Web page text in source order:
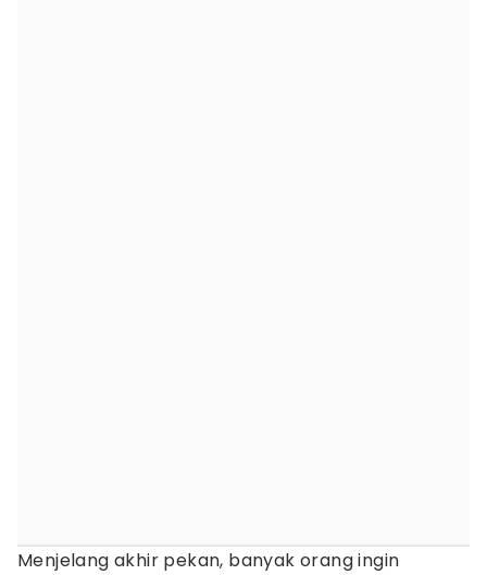
Menjelang akhir pekan, banyak orang ingin